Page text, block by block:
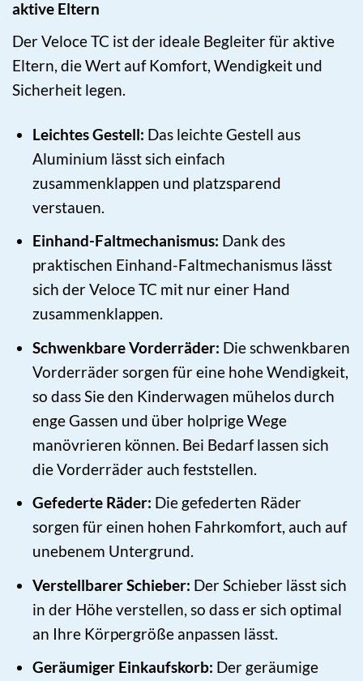
aktive Eltern
Der Veloce TC ist der ideale Begleiter für aktive
Eltern, die Wert auf Komfort, Wendigkeit und
Sicherheit legen.
Leichtes Gestell: Das leichte Gestell aus
Aluminium lässt sich einfach
zusammenklappen und platzsparend
verstauen.
Einhand-Faltmechanismus: Dank des
praktischen Einhand-Faltmechanismus lässt
sich der Veloce TC mit nur einer Hand
zusammenklappen.
Schwenkbare Vorderräder: Die schwenkbaren
Vorderräder sorgen für eine hohe Wendigkeit,
so dass Sie den Kinderwagen mühelos durch
enge Gassen und über holprige Wege
manövrieren können. Bei Bedarf lassen sich
die Vorderräder auch feststellen.
Gefederte Räder: Die gefederten Räder
sorgen für einen hohen Fahrkomfort, auch auf
unebenem Untergrund.
Verstellbarer Schieber: Der Schieber lässt sich
in der Höhe verstellen, so dass er sich optimal
an Ihre Körpergröße anpassen lässt.
Geräumiger Einkaufskorb: Der geräumige